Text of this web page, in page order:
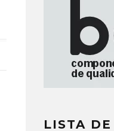
LISTA